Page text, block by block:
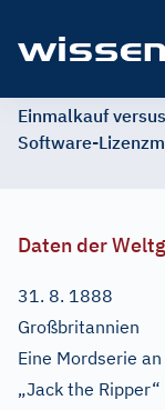
Einmalkauf
Software-
Daten der
31. 8. 1888
Großbritannien
Eine Mordserie
„Jack the